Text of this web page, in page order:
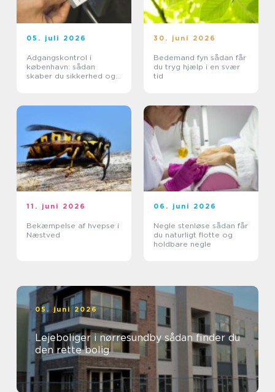
05. juli 2026
Adgangskontrol i
københavn: sådan
skaber du sikkerhed og
30. juni 2026
Bedemand fyn sådan får
du tryg hjælp i en svær
tid
11. juni 2026
Bekæmpelse af hvepse i
Næstved
06. juni 2026
Negle stenløse sådan får
du naturligt flotte og
holdbare negle
05. juni 2026
Lejeboliger i nørresundby sådan finder du
den rette bolig